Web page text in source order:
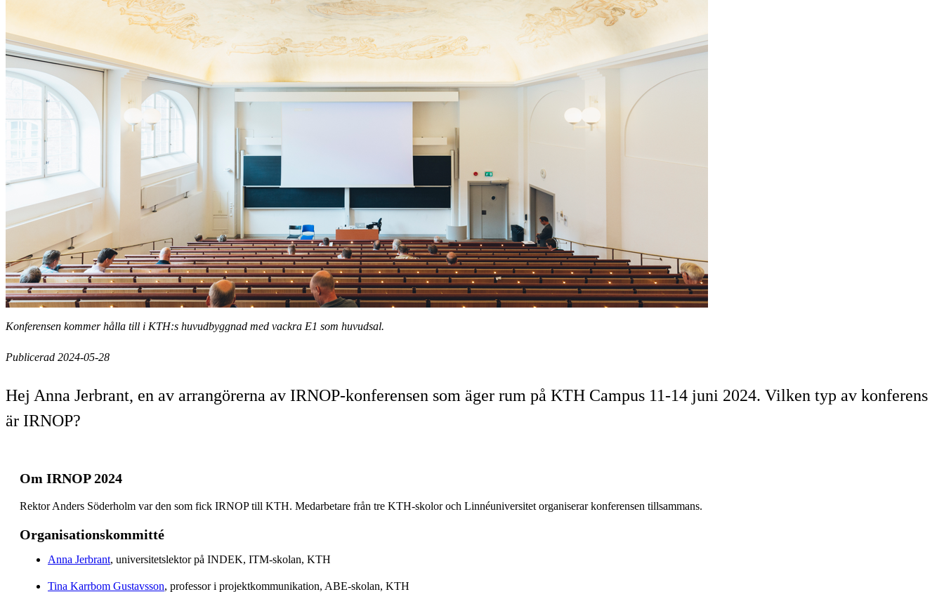
Konferensen kommer hålla till i KTH:s huvudbyggnad med vackra E1 som huvudsal.
Publicerad 2024-05-28
Hej Anna Jerbrant, en av arrangörerna av IRNOP-konferensen som äger rum på KTH Campus 11-14 juni 2024. Vilken typ av konferens
är IRNOP?
Om IRNOP 2024
Rektor Anders Söderholm var den som fick IRNOP till KTH. Medarbetare från tre KTH-skolor och Linnéuniversitet organiserar konferensen tillsammans.
Organisationskommitté
Anna Jerbrant, universitetslektor på INDEK, ITM-skolan, KTH
Tina Karrbom Gustavsson, professor i projektkommunikation, ABE-skolan, KTH